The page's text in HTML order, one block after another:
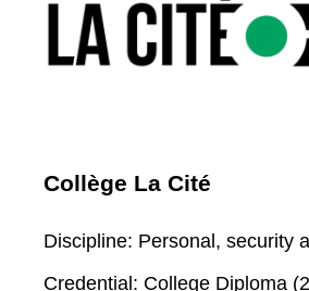
Collège La Cité
Discipline: Personal, security
Credential: College Diploma